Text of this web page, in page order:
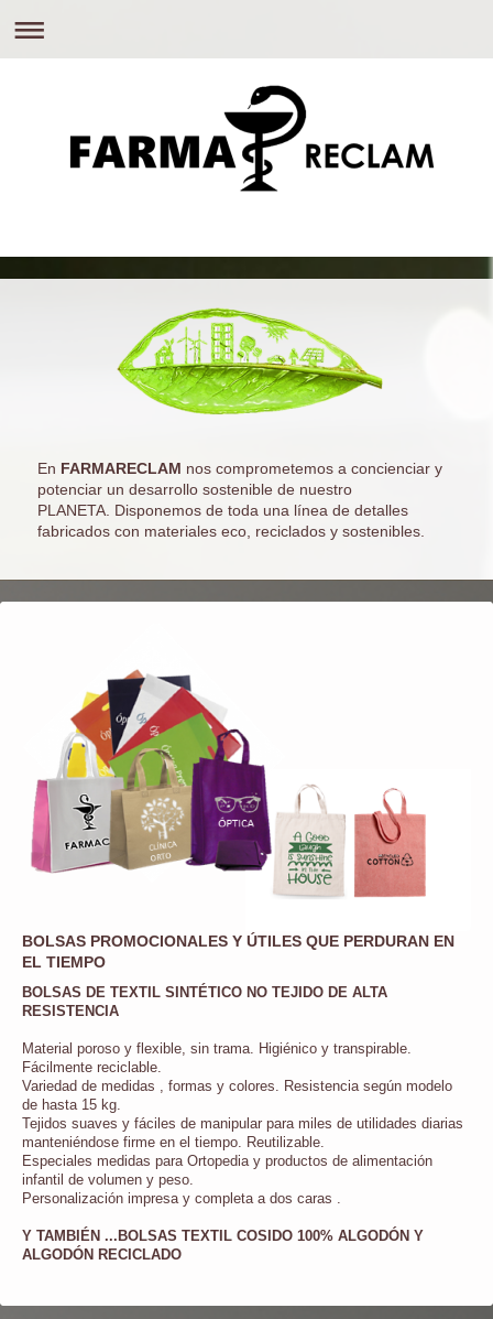
En FARMARECLAM nos comprometemos a concienciar y
potenciar un desarrollo sostenible de nuestro
PLANETA. Disponemos de toda una línea de detalles
fabricados con materiales eco, reciclados y sostenibles.
BOLSAS PROMOCIONALES Y ÚTILES QUE PERDURAN EN
EL TIEMPO
BOLSAS DE TEXTIL SINTÉTICO NO TEJIDO DE ALTA
RESISTENCIA
Material poroso y flexible, sin trama. Higiénico y transpirable.
Fácilmente reciclable.
Variedad de medidas , formas y colores. Resistencia según modelo
de hasta 15 kg.
Tejidos suaves y fáciles de manipular para miles de utilidades diarias
manteniéndose firme en el tiempo. Reutilizable.
Especiales medidas para Ortopedia y productos de alimentación
infantil de volumen y peso.
Personalización impresa y completa a dos caras .
Y TAMBIÉN ...BOLSAS TEXTIL COSIDO 100% ALGODÓN Y
ALGODÓN RECICLADO